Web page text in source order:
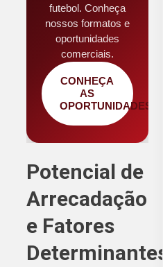
futebol. Conheça
nossos formatos e
oportunidades
comerciais.
CONHEÇA
AS
OPORTUNIDADES
Potencial de
Arrecadação
e Fatores
Determinantes